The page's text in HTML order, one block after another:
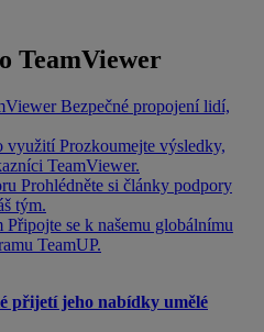
TeamViewer
Bezpečné propojení lidí,
využití Prozkoumejte výsledky,
TeamViewer.
Prohlédněte si články podpory
tým.
Připojte se k našemu globálnímu
TeamUP.
přijetí jeho nabídky umělé